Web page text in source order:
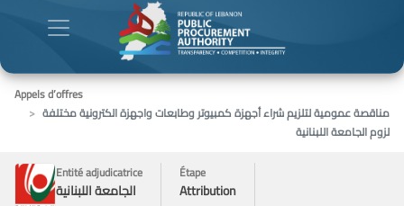
Appels d’offres
مناقصة عمومية لتلزيم شراء أجهزة كمبيوتر وطابعات واجهزة الكترونية مختلفة
لزوم الجامعة اللبنانية
Entité adjudicatrice
الجامعة اللبنانية
Étape
Attribution